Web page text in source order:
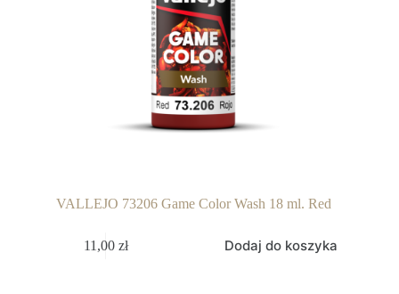
VALLEJO 73206 Game Color Wash 18 ml. Red
11,00 zł Dodaj do koszyka